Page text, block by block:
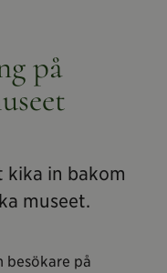
på
kika in bakom
museet.
besökare på